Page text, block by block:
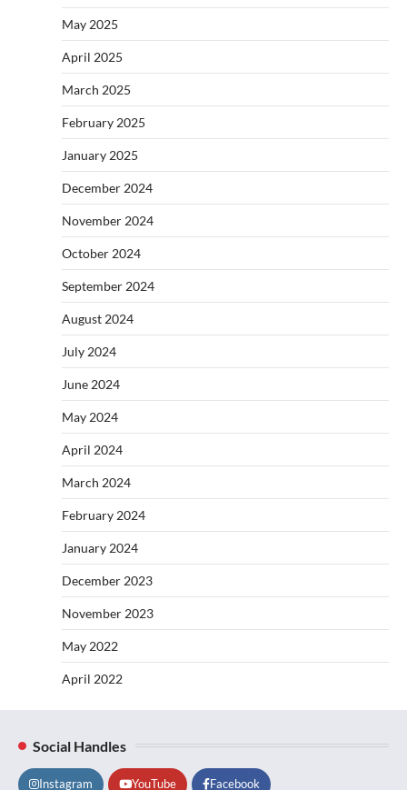
May 2025
April 2025
March 2025
February 2025
January 2025
December 2024
November 2024
October 2024
September 2024
August 2024
July 2024
June 2024
May 2024
April 2024
March 2024
February 2024
January 2024
December 2023
November 2023
May 2022
April 2022
Social Handles
Instagram YouTube Facebook